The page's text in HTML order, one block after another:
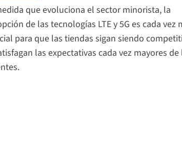
que evoluciona el sector minorista, la
de las tecnologías LTE y 5G es cada vez
para que las tiendas sigan siendo
las expectativas cada vez mayores de